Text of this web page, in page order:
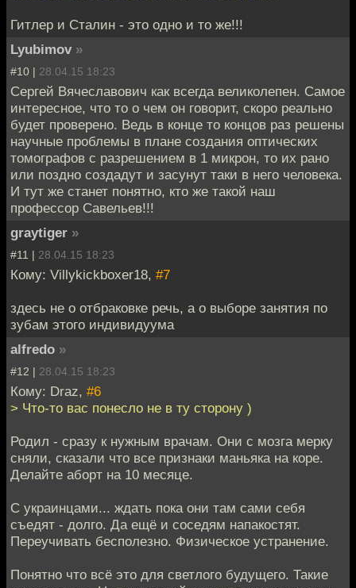
Гитлер и Сталин - это одно и то же!!!
Lyubimov »
#10 | 28.04.15 18:23
Сергей Вячеславович как всегда великолепен. Самое
интересное, что то о чем он говорит, скоро реально
будет проверено. Ведь в конце то концов раз решены
научные проблемы в плане создания оптических
томографов с разрешением в 1 микрон, то их рано
или поздно создадут и засунут таки в него человека.
И тут же станет понятно, кто же такой наш
профессор Савельев!!!
graytiger »
#11 | 28.04.15 18:23
Кому: Villykickboxer18, #7
здесь не о отбраковке речь, а о выборе занятия по
зубам этого индивидуума
alfredo »
#12 | 28.04.15 18:23
Кому: Draz, #6
> Что-то вас понесло не в ту сторону )
Родил - сразу к нужным врачам. Они с мозга мерку
сняли, сказали что все признаки маньяка на коре.
Делайте аборт на 10 месяце.
С украинцами... ждать пока они там сами себя
съедят - долго. Да ещё и соседям напакостят.
Переучивать бесполезно. Физическое устранение.
Понятно что всё это для светлого будущего. Такие